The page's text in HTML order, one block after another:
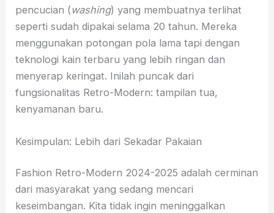
pencucian ( washing) yang membuatnya terlihat
seperti sudah dipakai selama 20 tahun. Mereka
menggunakan potongan pola lama tapi dengan
teknologi kain terbaru yang lebih ringan dan
menyerap keringat. Inilah puncak dari
fungsionalitas Retro-Modern: tampilan tua,
kenyamanan baru.
Kesimpulan: Lebih dari Sekadar Pakaian
Fashion Retro-Modern 2024-2025 adalah cerminan
dari masyarakat yang sedang mencari
keseimbangan. Kita tidak ingin meninggalkan